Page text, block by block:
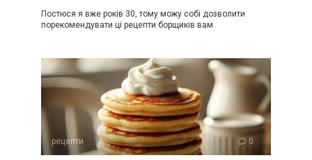
Постюся я вже років 30, тому можу собі дозволити
порекомендувати ці рецепти борщиків вам
рецепти 0